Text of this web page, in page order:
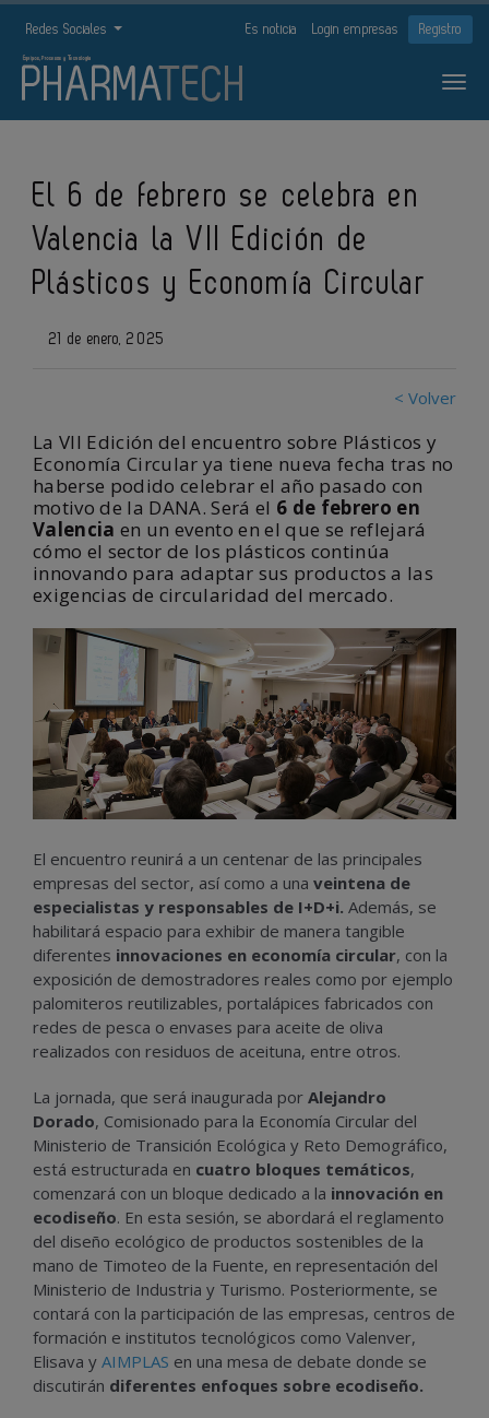
Redes Sociales Es noticia Login empresas Registro
El 6 de febrero se celebra en
Valencia la VII Edición de
Plásticos y Economía Circular
21 de enero, 2025
< Volver
La VII Edición del encuentro sobre Plásticos y
Economía Circular ya tiene nueva fecha tras no
haberse podido celebrar el año pasado con
motivo de la DANA. Será el 6 de febrero en
Valencia en un evento en el que se reflejará
cómo el sector de los plásticos continúa
innovando para adaptar sus productos a las
exigencias de circularidad del mercado.
El encuentro reunirá a un centenar de las principales
empresas del sector, así como a una veintena de
especialistas y responsables de I+D+i. Además, se
habilitará espacio para exhibir de manera tangible
diferentes innovaciones en economía circular, con la
exposición de demostradores reales como por ejemplo
palomiteros reutilizables, portalápices fabricados con
redes de pesca o envases para aceite de oliva
realizados con residuos de aceituna, entre otros.
La jornada, que será inaugurada por Alejandro
Dorado, Comisionado para la Economía Circular del
Ministerio de Transición Ecológica y Reto Demográfico,
está estructurada en cuatro bloques temáticos,
comenzará con un bloque dedicado a la innovación en
ecodiseño. En esta sesión, se abordará el reglamento
del diseño ecológico de productos sostenibles de la
mano de Timoteo de la Fuente, en representación del
Ministerio de Industria y Turismo. Posteriormente, se
contará con la participación de las empresas, centros de
formación e institutos tecnológicos como Valenver,
Elisava y AIMPLAS en una mesa de debate donde se
discutirán diferentes enfoques sobre ecodiseño.